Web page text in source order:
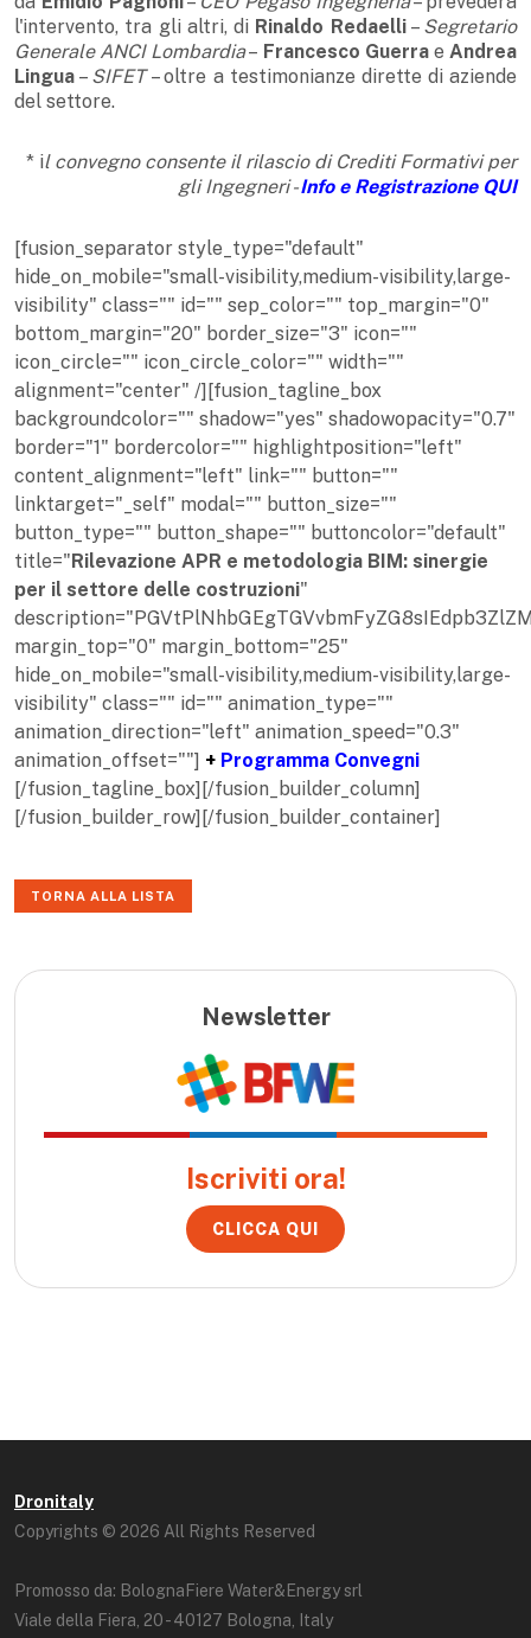
l'intervento, tra gli altri, di Rinaldo Redaelli– Segretario
Generale ANCI Lombardia– Francesco Guerra e Andrea
Lingua – SIFET– oltre a testimonianze dirette di aziende
del settore.
* il convegno consente il rilascio di Crediti Formativi per
gli Ingegneri -Info e Registrazione QUI
[fusion_separator style_type="default"
hide_on_mobile="small-visibility,medium-visibility,large-
visibility" class="" id="" sep_color="" top_margin="0"
bottom_margin="20" border_size="3" icon=""
icon_circle="" icon_circle_color="" width=""
alignment="center" /][fusion_tagline_box
backgroundcolor="" shadow="yes" shadowopacity="0.7"
border="1" bordercolor="" highlightposition="left"
content_alignment="left" link="" button=""
linktarget="_self" modal="" button_size=""
button_type="" button_shape="" buttoncolor="default"
title="Rilevazione APR e metodologia BIM: sinergie
per il settore delle costruzioni"
margin_top="0" margin_bottom="25"
hide_on_mobile="small-visibility,medium-visibility,large-
visibility" class="" id="" animation_type=""
animation_direction="left" animation_speed="0.3"
animation_offset=""] + Programma Convegni
[/fusion_tagline_box][/fusion_builder_column]
[/fusion_builder_row][/fusion_builder_container]
TORNA ALLA LISTA
Newsletter
Iscriviti ora!
CLICCA QUI
Dronitaly
Copyrights © 2026 All Rights Reserved
Promosso da: BolognaFiere Water&Energy srl
Viale della Fiera, 20 - 40127 Bologna, Italy